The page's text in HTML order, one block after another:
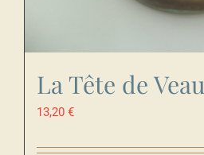
La Tête de Veau
13,20 €